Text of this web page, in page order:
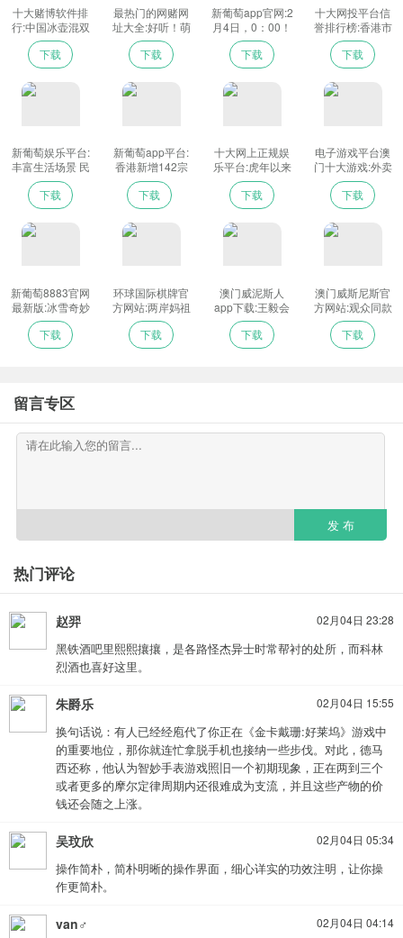
已成为“新首钢高端产业综合服务区”，今后将成为新版城市总体规划
中重要的区域功能节点和落实首都功能定位的重要支撑。
此次火炬传递的选线，突出了历史性和时代性的呼应，也充分
展示了办赛城市形象。北京地区线路途经北京奥林匹克森林公园、
色，展示了北京冰雪运动和全民健身发展成果以及绿色北京、人文
北京、科技北京发展战略建设成果。张家口地区火炬接力紧密围
绕“迎接冰雪之约奔向美好未来”主题，设张家口阳原泥河湾遗址公
园、张北德胜村、工业文化主题公园、崇礼富龙滑雪场、大境门遗
采。”冬奥火炬手、中国科学院院士叶培建说，“北京成为全球首个举
办夏季威斯尼斯人wns2299mt棋牌、冬季奥运会的‘双奥之城’，说明
我们不断强大的祖国得到了国际的认可。”
北京2022年冬奥会火炬威斯尼斯人wns2299mt棋牌接力启动仪
式在京隆重举行。图为2月2日在启动仪式上拍摄的火种台。新华社
记者陈钟昊摄
敢想敢拼的冰雪梦
十大赌博软件排
行:中国冰壶混双
队首尝败绩
下载
最热门的网赌网
址大全:好听！萌
娃携手外国友人
献歌北京冬奥-_
光明网
下载
新葡萄app官网:2
月4日，0：00！
下载
十大网投平台信
誉排行榜:香港市
民在抗疫中迎接
虎年新春_新闻中
心
下载
新葡萄娱乐平台:
丰富生活场景 民
宿升级“plus版”
下载
新葡萄app平台:
香港新增142宗
病例 团年饭群组
开始出现
下载
十大网上正规娱
乐平台:虎年以来
最大规模雨雪即
将上线 波及20余
省区市局地大暴
雪-_光明网
下载
电子游戏平台澳
门十大游戏:外卖
小姐姐的留守
年：顾客开心让
我感到工作有价
下载
新葡萄8883官网
最新版:冰雪奇妙
游-_光明网
下载
环球国际棋牌官
方网站:两岸妈祖
宫庙携手线上祈
年
下载
澳门威泥斯人
app下载:王毅会
见俄罗斯外长 双
方就共同关心的
国际和地区问题
下载
澳门威斯尼斯官
方网站:观众同款
口罩、明星同款
大衣上热搜 春晚
同款“火出圈儿”_
下载
留言专区
发 布
热门评论
赵羿 02月04日 23:28
黑铁酒吧里熙熙攘攘，是各路怪杰异士时常帮衬的处所，而科林
烈酒也喜好这里。
朱爵乐 02月04日 15:55
换句话说：有人已经经庖代了你正在《金卡戴珊:好莱坞》游戏中
的重要地位，那你就连忙拿脱手机也接纳一些步伐。对此，德马
西还称，他认为智妙手表游戏照旧一个初期现象，正在两到三个
或者更多的摩尔定律周期内还很难成为支流，并且这些产物的价
钱还会随之上涨。
吴玟欣 02月04日 05:34
操作简朴，简朴明晰的操作界面，细心详实的功效注明，让你操
作更简朴。
van♂ 02月04日 04:14